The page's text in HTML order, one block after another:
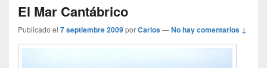
El Mar Cantábrico
Publicado el 7 septiembre 2009porCarlos—No hay comentarios ↓